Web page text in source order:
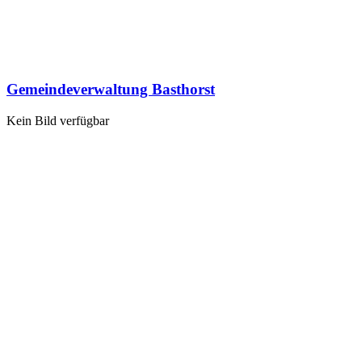
Gemeindeverwaltung Basthorst
Kein Bild verfügbar